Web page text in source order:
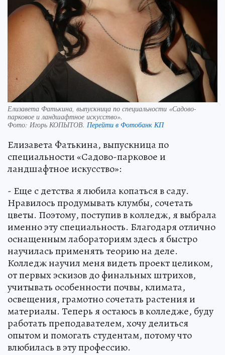
Елизавета Фатькина, выпускница по специальности «Садово-
парковое и ландшафтное искусство».
Фото: Игорь КОПЫТОВ. Перейти в Фотобанк КП
Елизавета Фатькина, выпускница по
специальности «Садово-парковое и
ландшафтное искусство»:
- Еще с детства я любила копаться в саду.
Нравилось продумывать клумбы, сочетать
цветы. Поэтому, поступив в колледж, я выбрала
именно эту специальность. Благодаря отлично
оснащенным лабораториям здесь я быстро
научилась применять теорию на деле.
Колледж научил меня видеть проект целиком,
от первых эскизов до финальных штрихов,
учитывать особенности почвы, климата,
освещения, грамотно сочетать растения и
материалы. Теперь я остаюсь в колледже, буду
работать преподавателем, хочу делиться
опытом и помогать студентам, потому что
влюбилась в эту профессию.